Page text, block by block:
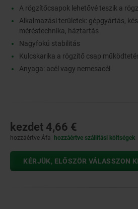
A rögzítőcsapok lehetővé teszik a
Alkalmazási területek: gépgyártás,
méréstechnika, háztartás
Nagyfokú stabilitás
Kulcskarika a rögzítő csap
Anyaga: acél vagy nemesacél
kezdet 4,66 €
hozzáértve Áfa hozzáértve szállítási költségek
KÉRJÜK, ELŐSZÖR VÁLASSZON